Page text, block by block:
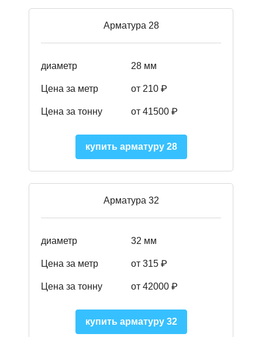
Арматура 28
диаметр 28 мм
Цена за метр от 210 ₽
Цена за тонну от 41500 ₽
купить арматуру 28
Арматура 32
диаметр 32 мм
Цена за метр от 315 ₽
Цена за тонну от 42000 ₽
купить арматуру 32